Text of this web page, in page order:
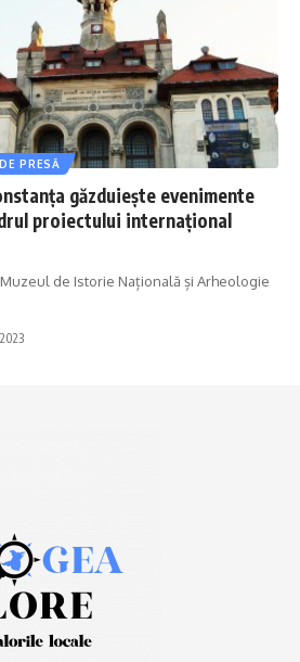
PRESĂ
găzduiește evenimente
proiectului internațional
de Istorie Națională și Arheologie